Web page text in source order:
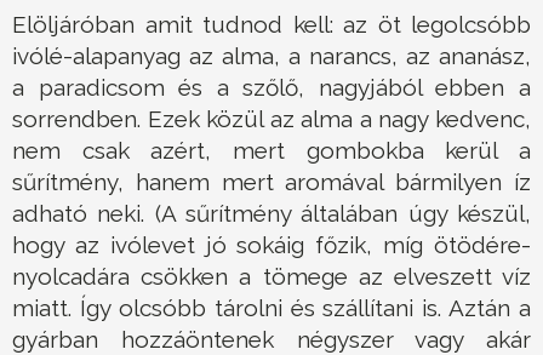
Elöljáróban amit tudnod kell: az öt legolcsóbb
ivólé-alapanyag az alma, a narancs, az ananász,
a paradicsom és a szőlő, nagyjából ebben a
sorrendben. Ezek közül az alma a nagy kedvenc,
nem csak azért, mert gombokba kerül a
sűrítmény, hanem mert aromával bármilyen íz
adható neki. (A sűrítmény általában úgy készül,
hogy az ivólevet jó sokáig főzik, míg ötödére-
nyolcadára csökken a tömege az elveszett víz
miatt. Így olcsóbb tárolni és szállítani is. Aztán a
gyárban hozzáöntenek négyszer vagy akár